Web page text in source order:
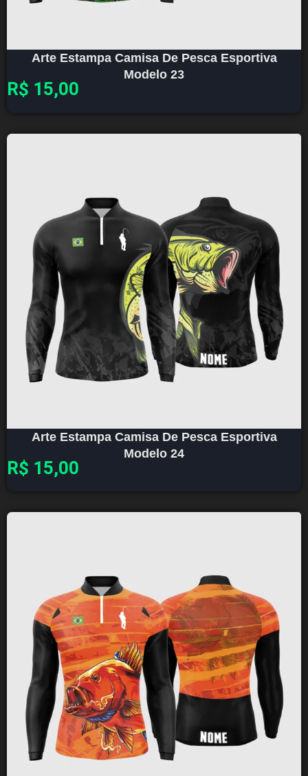
Arte Estampa Camisa De Pesca Esportiva
Modelo 23
R$ 15,00
Arte Estampa Camisa De Pesca Esportiva
Modelo 24
R$ 15,00